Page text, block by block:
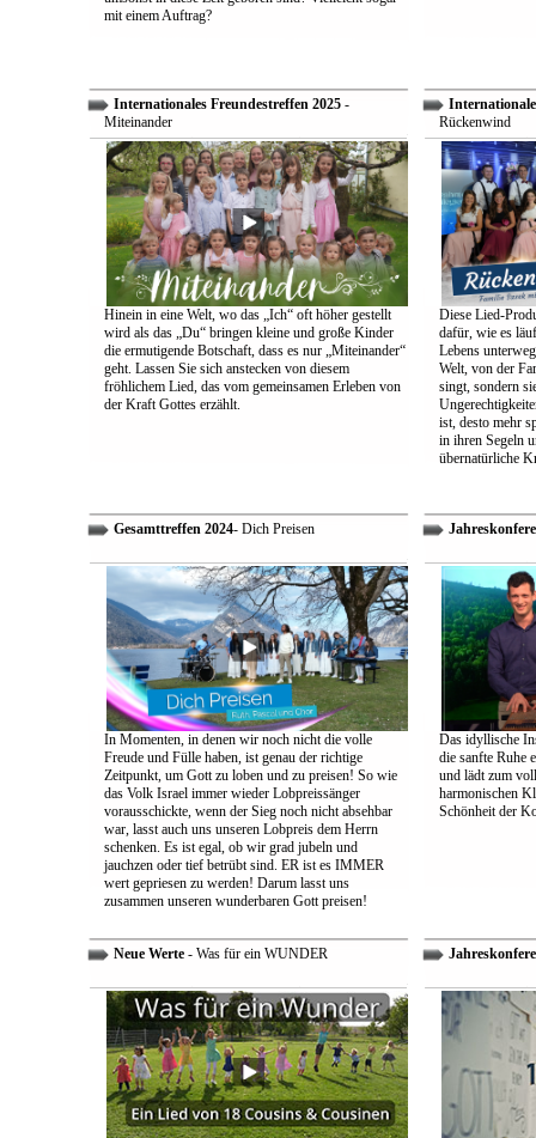
mit einem Auftrag?
Internationales Freundestreffen 2025-
Miteinander
Hinein in eine Welt, wo das „Ich“ oft höher gestellt
wird als das „Du“ bringen kleine und große Kinder
die ermutigende Botschaft, dass es nur „Miteinander“
geht. Lassen Sie sich anstecken von diesem
fröhlichem Lied, das vom gemeinsamen Erleben von
der Kraft Gottes erzählt.
Rückenwind
Diese Lied-
dafür, wie es
Lebens
Welt, von der
singt, sondern
ist, desto mehr
in ihren Segeln
übernatürliche
Gesamttreffen 2024- Dich Preisen
In Momenten, in denen wir noch nicht die volle
Freude und Fülle haben, ist genau der richtige
Zeitpunkt, um Gott zu loben und zu preisen! So wie
das Volk Israel immer wieder Lobpreissänger
vorausschickte, wenn der Sieg noch nicht absehbar
war, lasst auch uns unseren Lobpreis dem Herrn
schenken. Es ist egal, ob wir grad jubeln und
jauchzen oder tief betrübt sind. ER ist es IMMER
wert gepriesen zu werden! Darum lasst uns
zusammen unseren wunderbaren Gott preisen!
Das idyllische
die sanfte Ruhe
und lädt zum
harmonischen
Schönheit der
Neue Werte- Was für ein WUNDER